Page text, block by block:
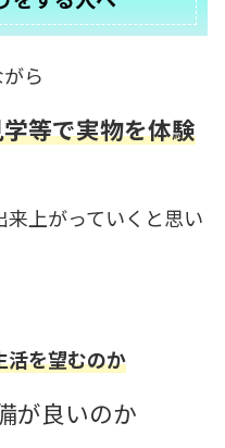
ら
等で実物を体験
来上がっていくと思い
活を望むのか
が良いのか